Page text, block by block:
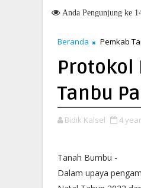
Pengarahan Soal Layanan di
Anda Pengunjung ke
Beranda Pemkab
Protokol
Tanbu
Bidik Kalsel 4
Tanah Bumbu -
Dalam upaya